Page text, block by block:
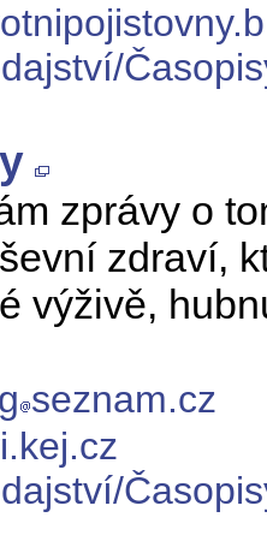
zprávy o
zdraví,
výživě,
seznam.cz